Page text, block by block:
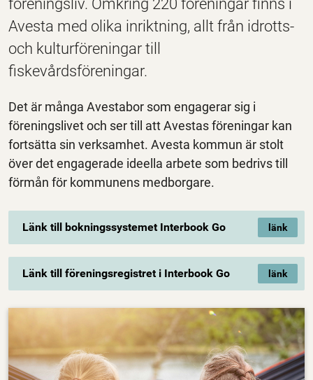
föreningsliv. Omkring 220 föreningar finns i
Avesta med olika inriktning, allt från idrotts-
och kulturföreningar till
fiskevårdsföreningar.
Det är många Avestabor som engagerar sig i
föreningslivet och ser till att Avestas föreningar kan
fortsätta sin verksamhet. Avesta kommun är stolt
över det engagerade ideella arbete som bedrivs till
förmån för kommunens medborgare.
Länk till bokningssystemet Interbook Go
Länk till föreningsregistret i Interbook Go